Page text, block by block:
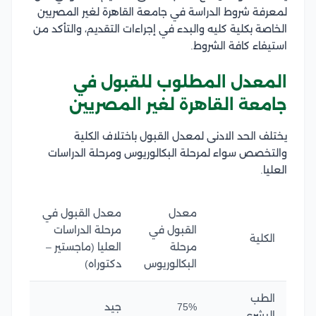
لمعرفة شروط الدراسة في جامعة القاهرة لغير المصريين
الخاصة بكلية كليه والبدء في إجراءات التقديم، والتأكد من
استيفاء كافة الشروط.
المعدل المطلوب للقبول في
جامعة القاهرة لغير المصريين
يختلف الحد الادنى لمعدل القبول باختلاف الكلية
والتخصص سواء لمرحلة البكالوريوس ومرحلة الدراسات
العليا.
الكلية
معدل
القبول في
مرحلة
البكالوريوس
معدل القبول في
مرحلة الدراسات
العليا (ماجستير –
دكتوراه)
الطب
75% جيد